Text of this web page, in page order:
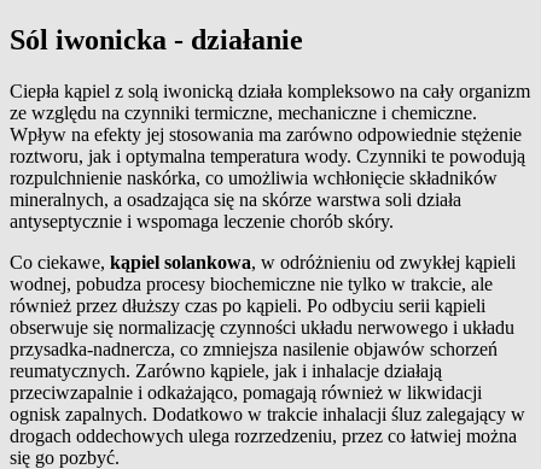
Sól iwonicka - działanie
Ciepła kąpiel z solą iwonicką działa kompleksowo na cały organizm
ze względu na czynniki termiczne, mechaniczne i chemiczne.
Wpływ na efekty jej stosowania ma zarówno odpowiednie stężenie
roztworu, jak i optymalna temperatura wody. Czynniki te powodują
rozpulchnienie naskórka, co umożliwia wchłonięcie składników
mineralnych, a osadzająca się na skórze warstwa soli działa
antyseptycznie i wspomaga leczenie chorób skóry.
Co ciekawe, kąpiel solankowa, w odróżnieniu od zwykłej kąpieli
wodnej, pobudza procesy biochemiczne nie tylko w trakcie, ale
również przez dłuższy czas po kąpieli. Po odbyciu serii kąpieli
obserwuje się normalizację czynności układu nerwowego i układu
przysadka-nadnercza, co zmniejsza nasilenie objawów schorzeń
reumatycznych. Zarówno kąpiele, jak i inhalacje działają
przeciwzapalnie i odkażająco, pomagają również w likwidacji
ognisk zapalnych. Dodatkowo w trakcie inhalacji śluz zalegający w
drogach oddechowych ulega rozrzedzeniu, przez co łatwiej można
się go pozbyć.